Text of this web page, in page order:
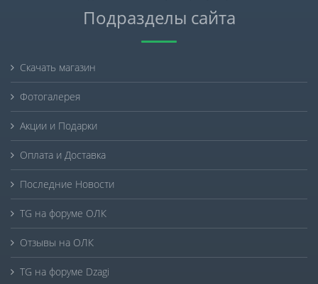
Подразделы сайта
Скачать магазин
Фотогалерея
Акции и Подарки
Оплата и Доставка
Последние Новости
TG на форуме ОЛК
Отзывы на ОЛК
TG на форуме Dzagi